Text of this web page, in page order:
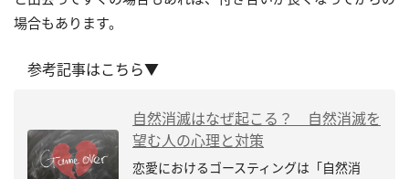
場合もあります。
参考記事はこちら▼
自然消滅はなぜ起こる？ 自然消滅を
望む人の心理と対策
恋愛におけるゴースティングは「自然消